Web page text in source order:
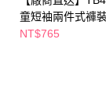
home
童短袖兩件式褲
NT$765